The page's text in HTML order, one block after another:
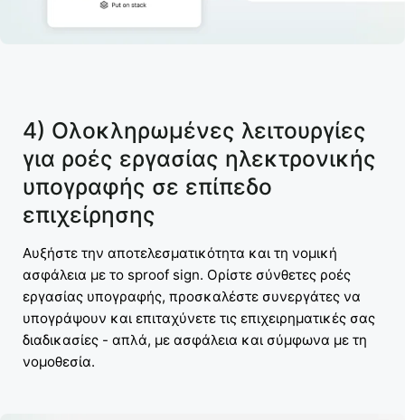
4) Ολοκληρωμένες λειτουργίες
για ροές εργασίας ηλεκτρονικής
υπογραφής σε επίπεδο
επιχείρησης
Αυξήστε την αποτελεσματικότητα και τη νομική
ασφάλεια με το sproof sign. Ορίστε σύνθετες ροές
εργασίας υπογραφής, προσκαλέστε συνεργάτες να
υπογράψουν και επιταχύνετε τις επιχειρηματικές σας
διαδικασίες - απλά, με ασφάλεια και σύμφωνα με τη
νομοθεσία.